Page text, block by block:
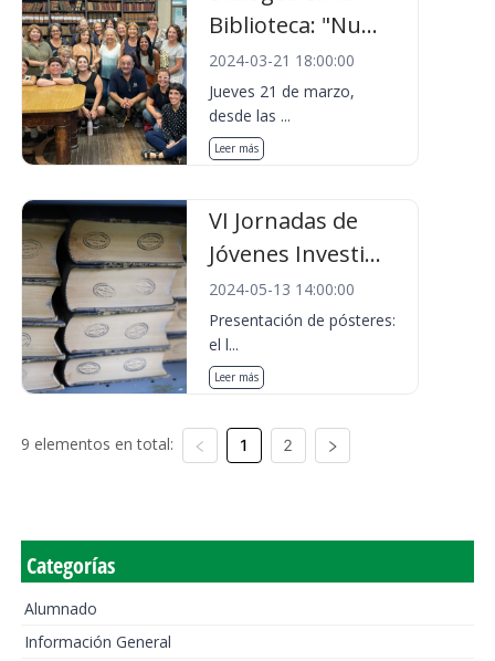
Biblioteca: "Nu...
2024-03-21 18:00:00
Jueves 21 de marzo,
desde las ...
Leer más
VI Jornadas de
Jóvenes Investi...
2024-05-13 14:00:00
Presentación de pósteres:
el l...
Leer más
9 elementos en total: 1 2
Categorías
Alumnado
Información General